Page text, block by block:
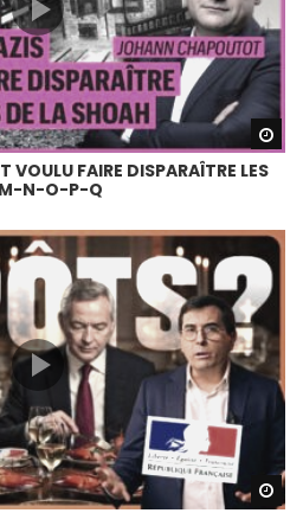
VOULU FAIRE DISPARAÎTRE LES
M-N-O-P-Q